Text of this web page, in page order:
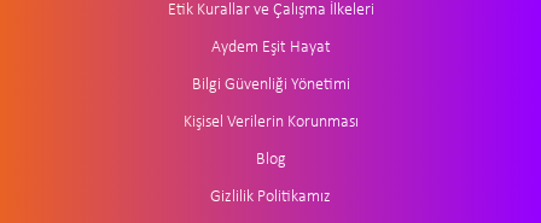
Etik Kurallar ve Çalışma İlkeleri
Aydem Eşit Hayat
Bilgi Güvenliği Yönetimi
Kişisel Verilerin Korunması
Blog
Gizlilik Politikamız